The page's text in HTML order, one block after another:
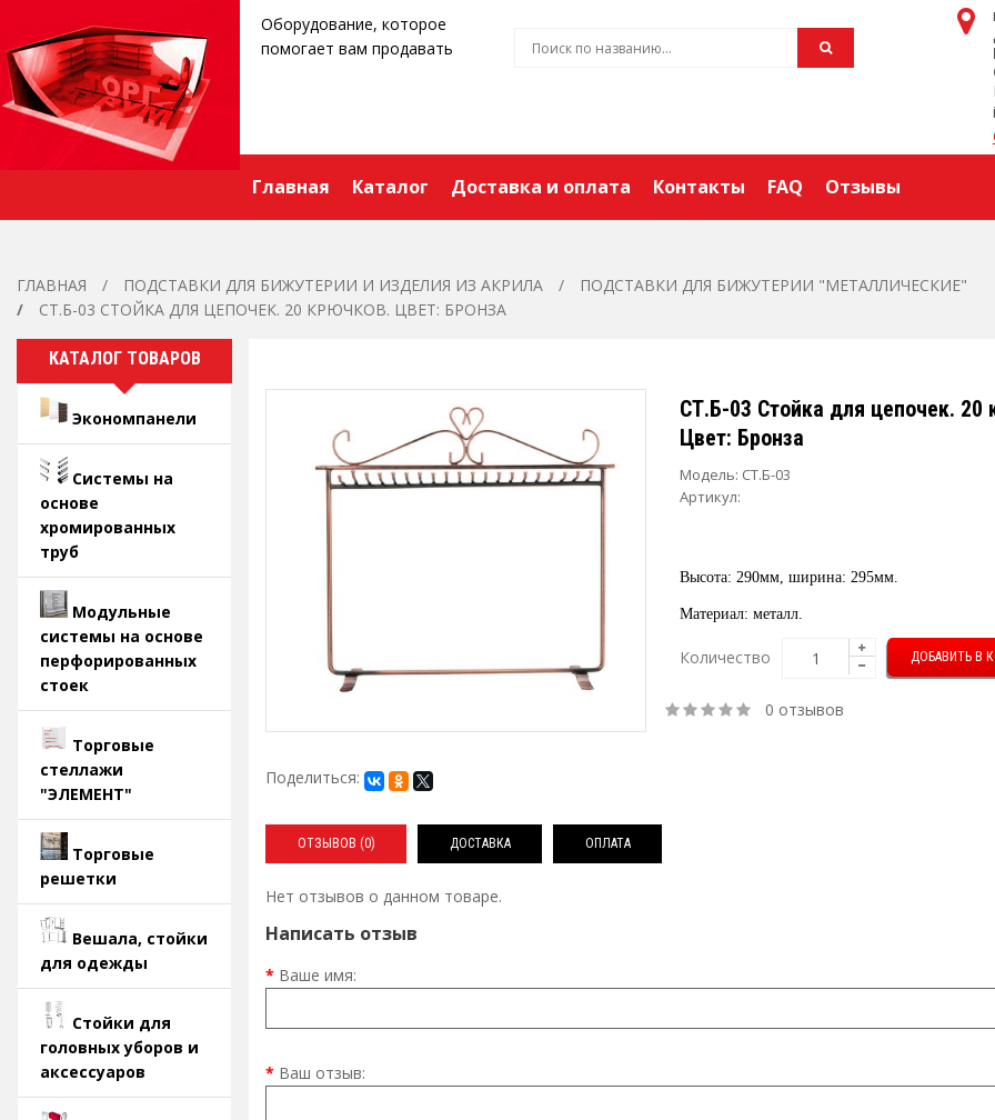
Оборудование, которое
помогает вам продавать
Главная Каталог Доставка и оплата Контакты FAQ Отзывы
ГЛАВНАЯ ПОДСТАВКИ ДЛЯ БИЖУТЕРИИ И ИЗДЕЛИЯ ИЗ АКРИЛА
ПОДСТАВКИ ДЛЯ БИЖУТЕРИИ "МЕТАЛЛИЧЕСКИЕ"
СТ.Б-03 СТОЙКА ДЛЯ ЦЕПОЧЕК. 20 КРЮЧКОВ. ЦВЕТ: БРОНЗА
КАТАЛОГ ТОВАРОВ
Экономпанели
Системы на
основе
хромированных
труб
Модульные
системы на основе
перфорированных
стоек
Торговые
стеллажи
"ЭЛЕМЕНТ"
Торговые
решетки
Вешала, стойки
для одежды
Стойки для
головных уборов и
аксессуаров
СТ.Б-03 Стойка для цепочек. 20
Цвет: Бронза
Модель: СТ.Б-03
Артикул:
Высота: 290мм, ширина: 295мм.
Материал: металл.
Количество
0 отзывов
Поделиться:
ОТЗЫВОВ (0) ДОСТАВКА ОПЛАТА
Нет отзывов о данном товаре.
Написать отзыв
Ваше имя:
Ваш отзыв: